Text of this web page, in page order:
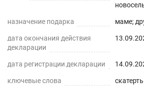
назначение подарка маме;
дата окончания действия
декларации
дата регистрации декларации
ключевые слова